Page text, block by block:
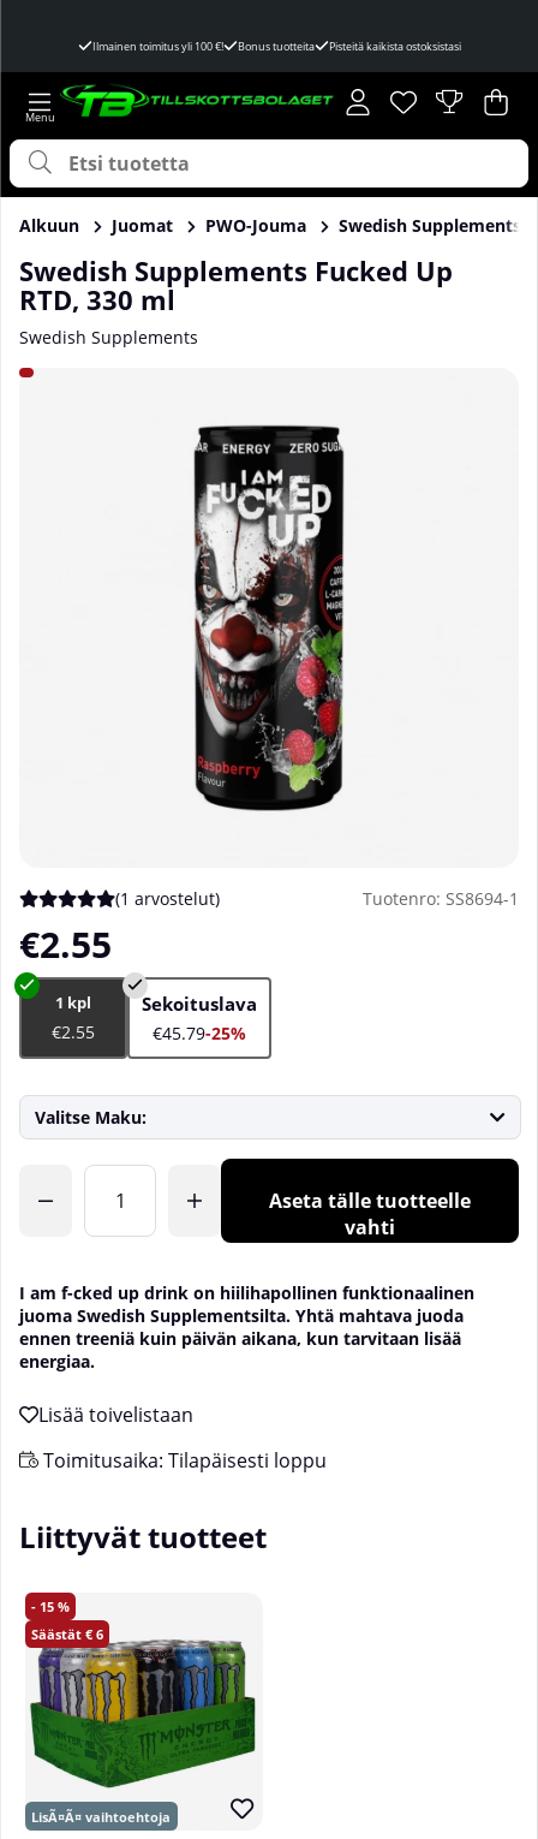
Ilmainen toimitus yli 100 €! Bonus tuotteita Pisteitä kaikista ostoksistasi
Toivelista
Lukumäärä
. .
Alkuun Juomat PWO-Jouma Swedish Supplements
Swedish Supplements Fucked Up
RTD, 330 ml
Swedish Supplements
Tuotekuvat Swedish Supplements Fucked Up RTD, 330 ml
Keskiarvoluokitus 5 / 5 Arvioiden määrä 1
(1 arvostelut) Tuotenro: SS8694-1
€2.55
1 kpl
€2.55
Sekoituslava
€45.79-25%
Valitse Maku:
Aseta tälle tuotteelle
vahti
I am f-cked up drink on hiilihapollinen funktionaalinen
juoma Swedish Supplementsilta. Yhtä mahtava juoda
ennen treeniä kuin päivän aikana, kun tarvitaan lisää
energiaa.
Toimitusaika: Tilapäisesti loppu
Liittyvät tuotteet
15
6